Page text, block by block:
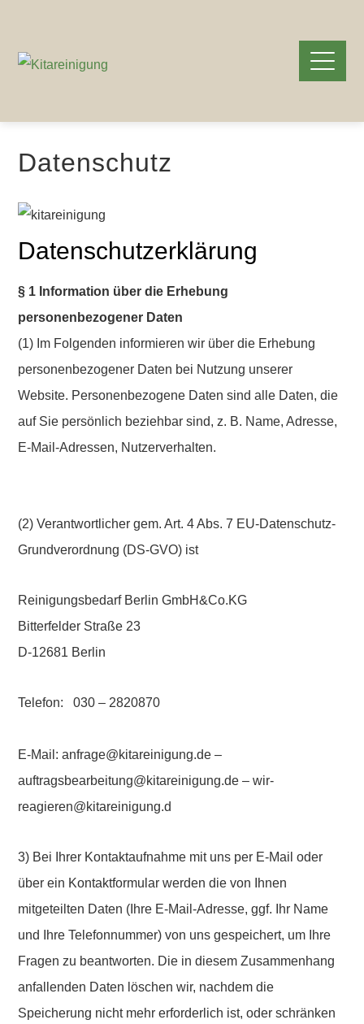
Datenschutz
Datenschutzerklärung
§ 1 Information über die Erhebung
personenbezogener Daten
(1) Im Folgenden informieren wir über die Erhebung
personenbezogener Daten bei Nutzung unserer
Website. Personenbezogene Daten sind alle Daten, die
auf Sie persönlich beziehbar sind, z. B. Name, Adresse,
E-Mail-Adressen, Nutzerverhalten.
(2) Verantwortlicher gem. Art. 4 Abs. 7 EU-Datenschutz-
Grundverordnung (DS-GVO) ist
Reinigungsbedarf Berlin GmbH&Co.KG
Bitterfelder Straße 23
D-12681 Berlin
Telefon: 030 – 2820870
E-Mail: anfrage@kitareinigung.de –
auftragsbearbeitung@kitareinigung.de – wir-
reagieren@kitareinigung.d
3) Bei Ihrer Kontaktaufnahme mit uns per E-Mail oder
über ein Kontaktformular werden die von Ihnen
mitgeteilten Daten (Ihre E-Mail-Adresse, ggf. Ihr Name
und Ihre Telefonnummer) von uns gespeichert, um Ihre
Fragen zu beantworten. Die in diesem Zusammenhang
anfallenden Daten löschen wir, nachdem die
Speicherung nicht mehr erforderlich ist, oder schränken